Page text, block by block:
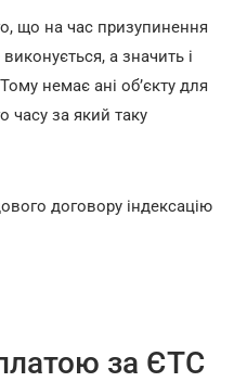
що на час призупинення
а значить і
немає ані об’єкту для
часу за який таку
договору індексацію
за ЄТС